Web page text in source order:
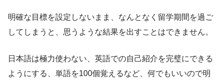
明確な目標を設定しないまま、なんとなく留学期間を過ご
してしまうと、思うような結果を出すことはできません。
日本語は極力使わない、英語での自己紹介を完璧にできる
ようにする、単語を100個覚えるなど、何でもいいので明